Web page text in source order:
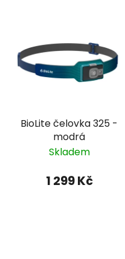
BioLite čelovka 325 -
modrá
Skladem
1 299 Kč